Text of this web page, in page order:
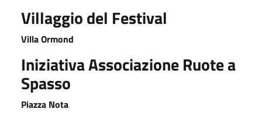
Villaggio del Festival
Villa Ormond
Iniziativa Associazione Ruote a
Spasso
Piazza Nota